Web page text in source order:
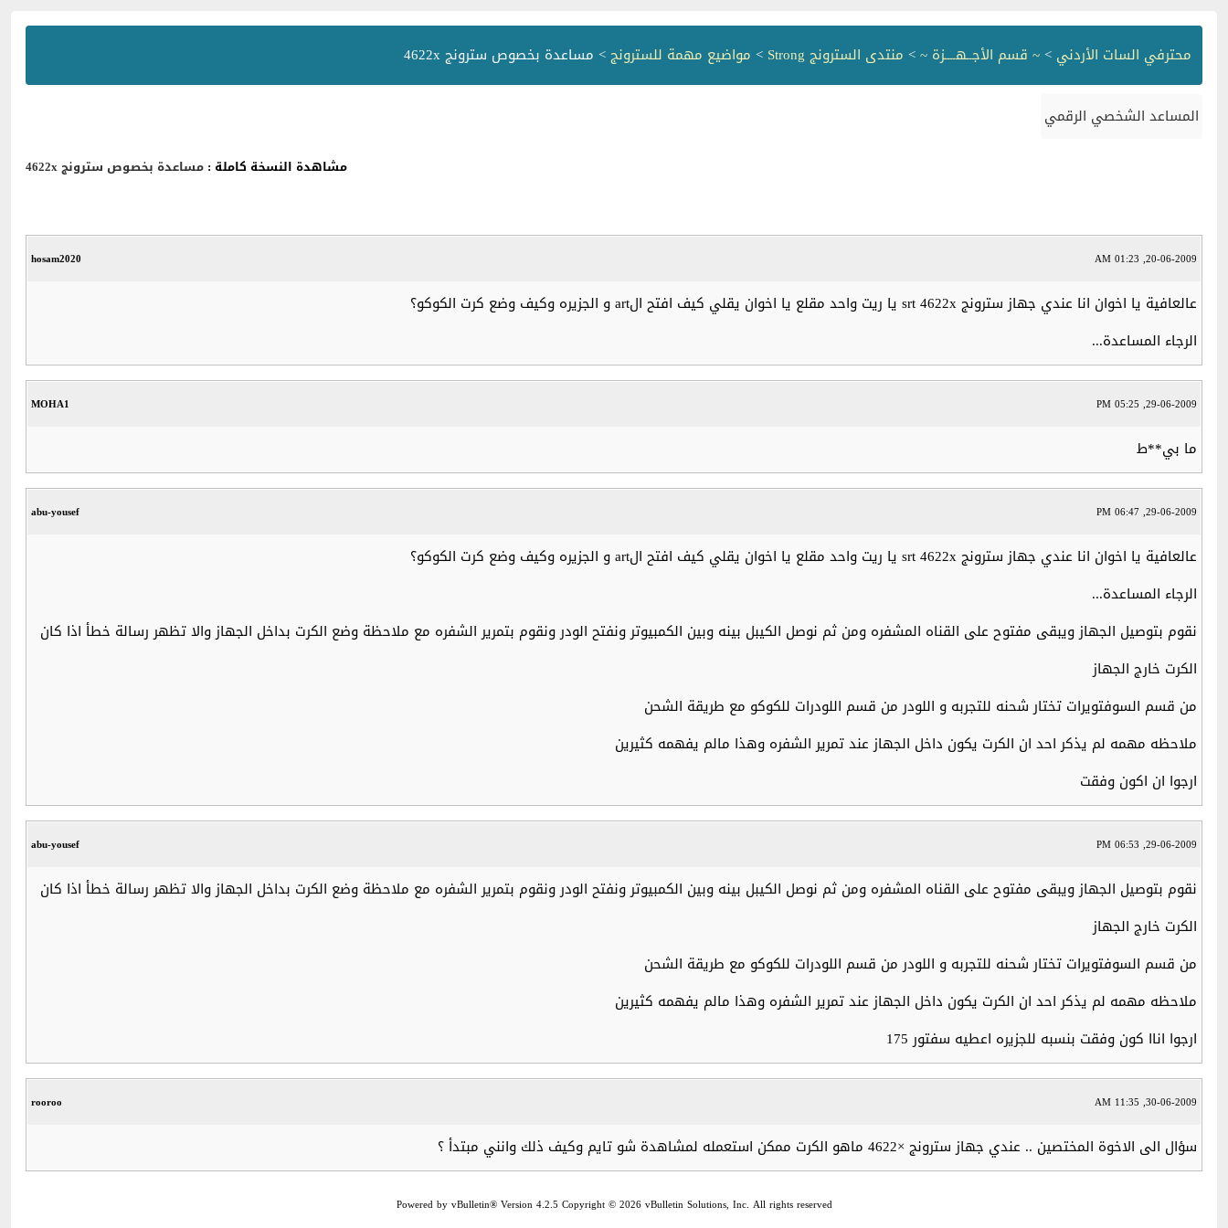
محترفي السات الأردني >~ قسم الأجــهــــزة ~> منتدى السترونج Strong > مواضيع مهمة للسترونج> مساعدة بخصوص سترونج 4622x
المساعد الشخصي الرقمي
مشاهدة النسخة كاملة : مساعدة بخصوص سترونج 4622x
hosam2020 20-06-2009, 01:23 AM
عالعافية يا اخوان انا عندي جهاز سترونج srt 4622x يا ريت واحد مقلع يا اخوان يقلي كيف افتح الart و الجزيره وكيف وضع كرت الكوكو؟
الرجاء المساعدة...
MOHA1 29-06-2009, 05:25 PM
ما بي**ط
abu-yousef 29-06-2009, 06:47 PM
عالعافية يا اخوان انا عندي جهاز سترونج srt 4622x يا ريت واحد مقلع يا اخوان يقلي كيف افتح الart و الجزيره وكيف وضع كرت الكوكو؟
الرجاء المساعدة...
نقوم بتوصيل الجهاز ويبقى مفتوح على القناه المشفره ومن ثم نوصل الكيبل بينه وبين الكمبيوتر ونفتح الودر ونقوم بتمرير الشفره مع ملاحظة وضع الكرت بداخل الجهاز والا تظهر رسالة خطأ اذا كان
الكرت خارج الجهاز
من قسم السوفتويرات تختار شحنه للتجربه و اللودر من قسم اللودرات للكوكو مع طريقة الشحن
ملاحظه مهمه لم يذكر احد ان الكرت يكون داخل الجهاز عند تمرير الشفره وهذا مالم يفهمه كثيرين
ارجوا ان اكون وفقت
abu-yousef 29-06-2009, 06:53 PM
نقوم بتوصيل الجهاز ويبقى مفتوح على القناه المشفره ومن ثم نوصل الكيبل بينه وبين الكمبيوتر ونفتح الودر ونقوم بتمرير الشفره مع ملاحظة وضع الكرت بداخل الجهاز والا تظهر رسالة خطأ اذا كان
الكرت خارج الجهاز
من قسم السوفتويرات تختار شحنه للتجربه و اللودر من قسم اللودرات للكوكو مع طريقة الشحن
ملاحظه مهمه لم يذكر احد ان الكرت يكون داخل الجهاز عند تمرير الشفره وهذا مالم يفهمه كثيرين
ارجوا اناا كون وفقت بنسبه للجزيره اعطيه سفتور 175
rooroo 30-06-2009, 11:35 AM
سؤال الى الاخوة المختصين .. عندي جهاز سترونج ×4622 ماهو الكرت ممكن استعمله لمشاهدة شو تايم وكيف ذلك وانني مبتدأ ؟
Powered by vBulletin® Version 4.2.5 Copyright © 2026 vBulletin Solutions, Inc. All rights reserved